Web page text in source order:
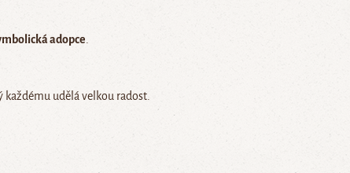
adopce
každému udělá velkou radost.